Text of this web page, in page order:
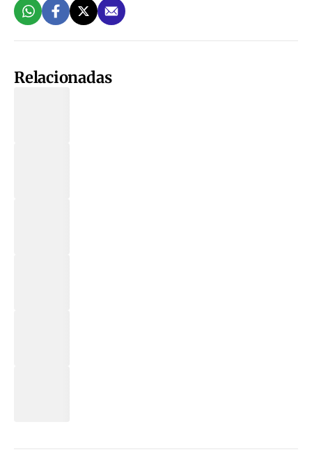
Relacionadas